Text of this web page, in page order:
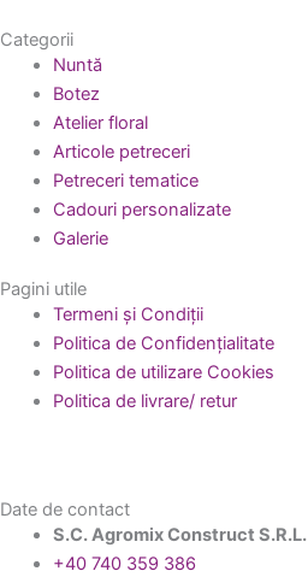
Categorii
Nuntă
Botez
Atelier floral
Articole petreceri
Petreceri tematice
Cadouri personalizate
Galerie
Pagini utile
Termeni și Condiții
Politica de Confidențialitate
Politica de utilizare Cookies
Politica de livrare/ retur
Date de contact
S.C. Agromix Construct S.R.L.
+40 740 359 386